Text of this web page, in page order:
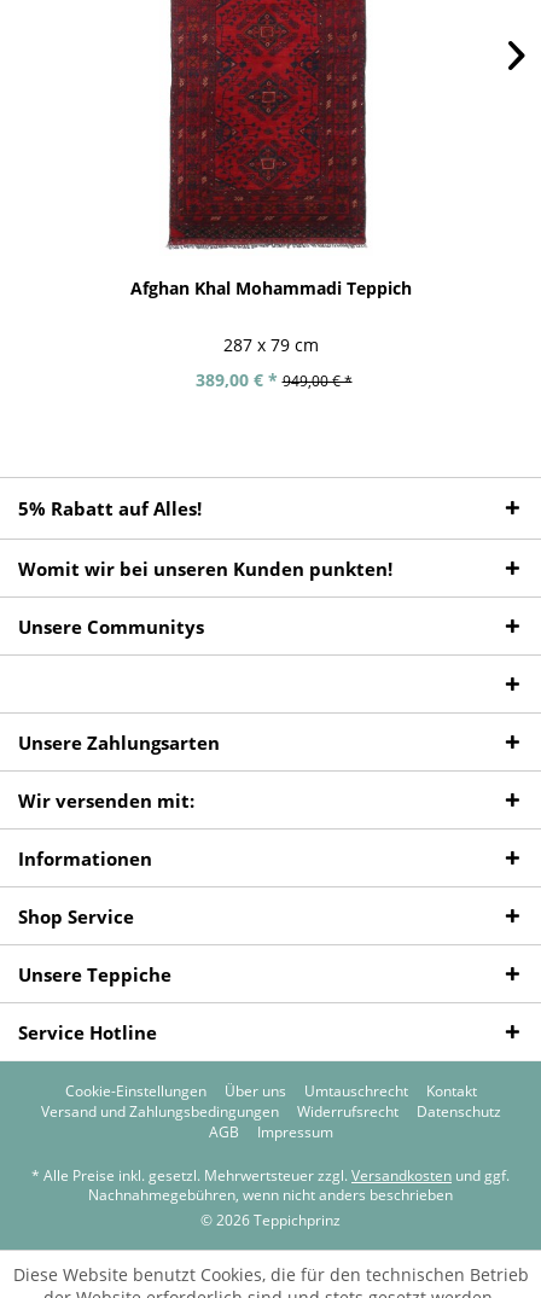
Afghan Khal Mohammadi Teppich
287 x 79 cm
389,00 € * 949,00 € *
5% Rabatt auf Alles!
Womit wir bei unseren Kunden punkten!
Unsere Communitys
Unsere Zahlungsarten
Wir versenden mit:
Informationen
Shop Service
Unsere Teppiche
Service Hotline
Cookie-Einstellungen Über uns Umtauschrecht
Kontakt
Versand und Zahlungsbedingungen
Widerrufsrecht
Datenschutz
AGB
Impressum
* Alle Preise inkl. gesetzl. Mehrwertsteuer zzgl. Versandkosten und ggf.
Nachnahmegebühren, wenn nicht anders beschrieben
© 2026 Teppichprinz
Diese Website benutzt Cookies, die für den technischen Betrieb